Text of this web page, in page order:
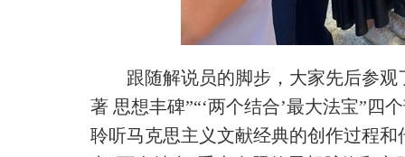
跟随解说员的脚步，大家先后参观
著 思想丰碑”“‘两个结合’最大法宝”四
聆听马克思主义文献经典的创作过程